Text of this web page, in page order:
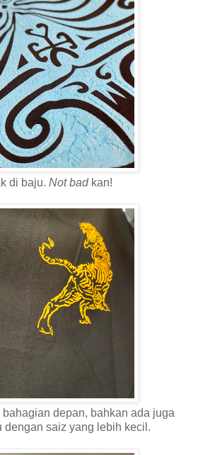
di baju. Not badkan!
depan, bahkan ada juga
dengan saiz yang lebih kecil.